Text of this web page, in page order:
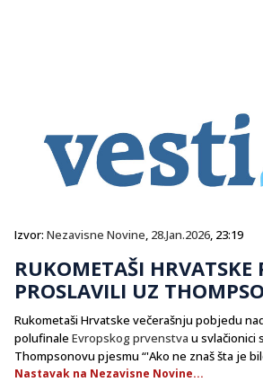
Izvor: Nezavisne Novine, 28.Jan.2026, 23:19
RUKOMETAŠI HRVATSKE
PROSLAVILI UZ
Rukometaši Hrvatske večerašnju pobjedu
polufinale Evropskog prvenstva u svlačionici
Thompsonovu pjesmu “'Ako ne znaš šta je
Nastavak na Nezavisne Novine...